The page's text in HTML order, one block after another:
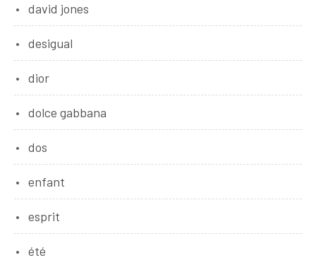
david jones
desigual
dior
dolce gabbana
dos
enfant
esprit
été